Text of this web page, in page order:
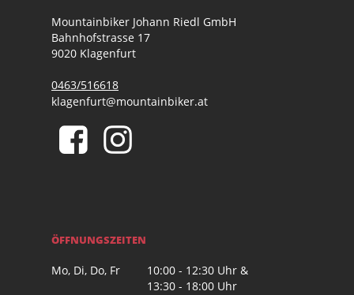
Mountainbiker Johann Riedl GmbH
Bahnhofstrasse 17
9020 Klagenfurt
0463/516618
klagenfurt@mountainbiker.at
ÖFFNUNGSZEITEN
Mo, Di, Do, Fr
10:00 - 12:30 Uhr &
13:30 - 18:00 Uhr